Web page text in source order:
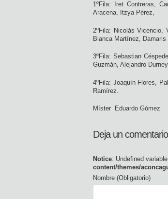
1ºFila: Iret Contreras,
Aracena, Itzya Pérez,
2ºFila: Nicolás Vicencio,
Bianca Martínez,
3ºFila: Sebastian
Guzmán, Alejandro
4ºFila: Joaquín Flores,
Ramírez.
Míster Eduardo Gómez
Deja un comentario
Notice: Undefined
content/themes/
Nombre (Obligatorio)